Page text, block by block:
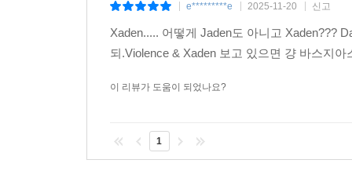
e*********e 2025-11-20 신고
Xaden..... 어떻게 Jaden도 아니고 Xaden???
되.Violence & Xaden 보고 있으면 걍 바스지
이 리뷰가 도움이 되었나요?
1